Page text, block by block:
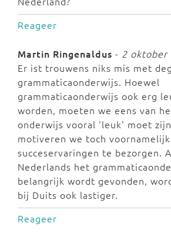
Reageer
Martin Ringenaldus - 2 oktober
Er ist trouwens niks mis met
grammaticaonderwijs. Hoewel
grammaticaonderwijs ook erg
worden, moeten we eens van
onderwijs vooral 'leuk' moet
motiveren we toch
succeservaringen te bezorgen.
Nederlands het
belangrijk wordt gevonden,
bij Duits ook lastiger.
Reageer